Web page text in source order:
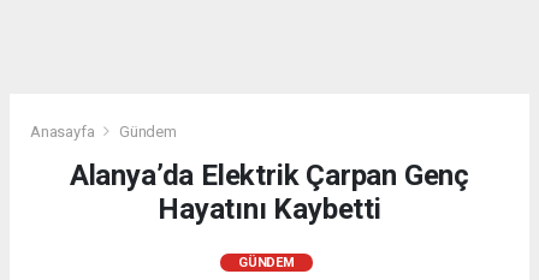
Anasayfa Gündem
Alanya’da Elektrik Çarpan Genç
Hayatını Kaybetti
GÜNDEM